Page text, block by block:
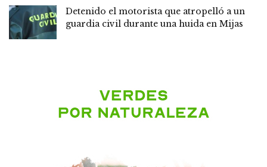
Detenido el motorista que atropelló a un
guardia civil durante una huida en Mijas